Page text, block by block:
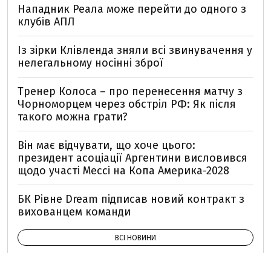
Нападник Реала може перейти до одного з
клубів АПЛ
Із зірки Клівленда зняли всі звинувачення у
нелегальному носінні зброї
Тренер Колоса – про перенесення матчу з
Чорноморцем через обстріл РФ: Як після
такого можна грати?
Він має відчувати, що хоче цього:
президент асоціації Аргентини висловився
щодо участі Мессі на Копа Америка-2028
БК Рівне Dream підписав новий контракт з
вихованцем команди
ВСІ НОВИНИ